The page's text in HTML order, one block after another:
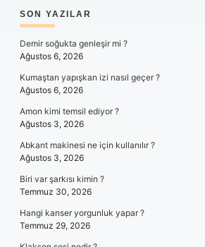
SIDEBAR
SON YAZILAR
Demir soğukta genleşir mi ?
Ağustos 6, 2026
Kumaştan yapışkan izi nasıl geçer ?
Ağustos 6, 2026
Amon kimi temsil ediyor ?
Ağustos 3, 2026
Abkant makinesi ne için kullanılır ?
Ağustos 3, 2026
Biri var şarkısı kimin ?
Temmuz 30, 2026
Hangi kanser yorgunluk yapar ?
Temmuz 29, 2026